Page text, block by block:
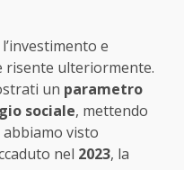
e
risente ulteriormente.
un parametro
sociale, mettendo
abbiamo visto
nel 2023, la